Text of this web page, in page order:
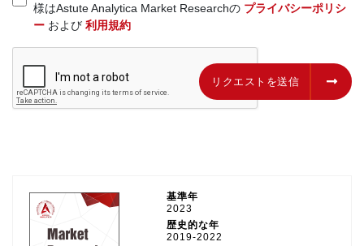
様はAstute Analytica Market Researchの プライバシーポリシ
ーおよび 利用規約
リクエストを送信 リクエストを送信
基準年
2023
歴史的な年
2019-2022